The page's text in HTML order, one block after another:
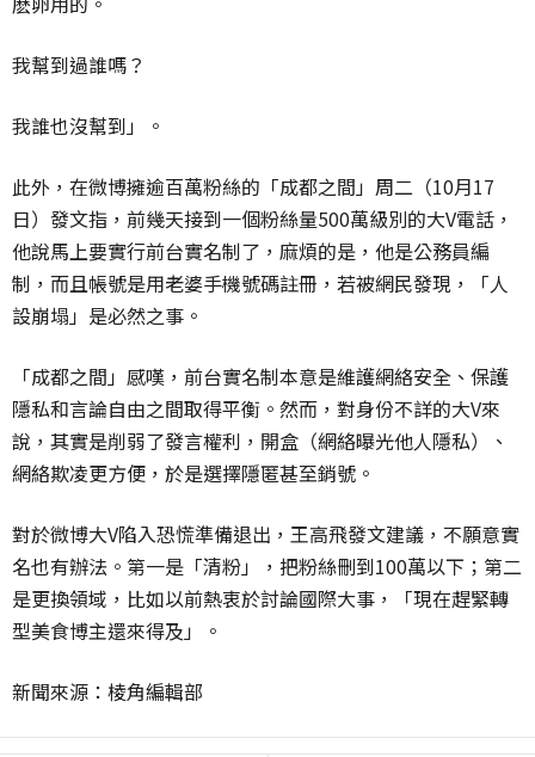
我幫到過誰嗎？
我誰也沒幫到」。
此外，在微博擁逾百萬粉絲的「成都之間」周二（10月17
日）發文指，前幾天接到一個粉絲量500萬級別的大V電話，
他說馬上要實行前台實名制了，麻煩的是，他是公務員編
制，而且帳號是用老婆手機號碼註冊，若被網民發現，「人
設崩塌」是必然之事。
「成都之間」感嘆，前台實名制本意是維護網絡安全、保護
隱私和言論自由之間取得平衡。然而，對身份不詳的大V來
說，其實是削弱了發言權利，開盒（網絡曝光他人隱私）、
網絡欺凌更方便，於是選擇隱匿甚至銷號。
對於微博大V陷入恐慌準備退出，王高飛發文建議，不願意實
名也有辦法。第一是「清粉」，把粉絲刪到100萬以下；第二
是更換領域，比如以前熱衷於討論國際大事，「現在趕緊轉
型美食博主還來得及」。
新聞來源：棱角編輯部